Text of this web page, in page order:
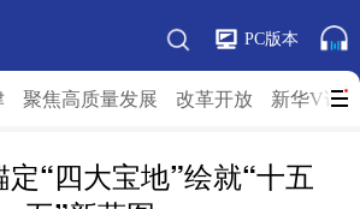
PC版本
聚焦高质量发展 改革开放 新华V访
“四大宝地”绘就“十五